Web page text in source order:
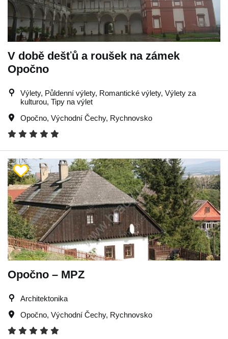
V době dešťů a roušek na zámek
Opočno
Výlety, Půldenní výlety, Romantické výlety, Výlety za
kulturou, Tipy na výlet
Opočno, Východní Čechy, Rychnovsko
Opočno – MPZ
Architektonika
Opočno, Východní Čechy, Rychnovsko